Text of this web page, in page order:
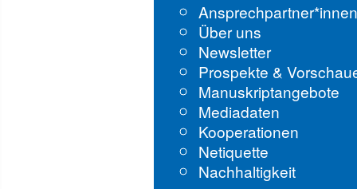
Über uns
Newsletter
Prospekte &
Manuskriptangebote
Mediadaten
Kooperationen
Netiquette
Nachhaltigkeit